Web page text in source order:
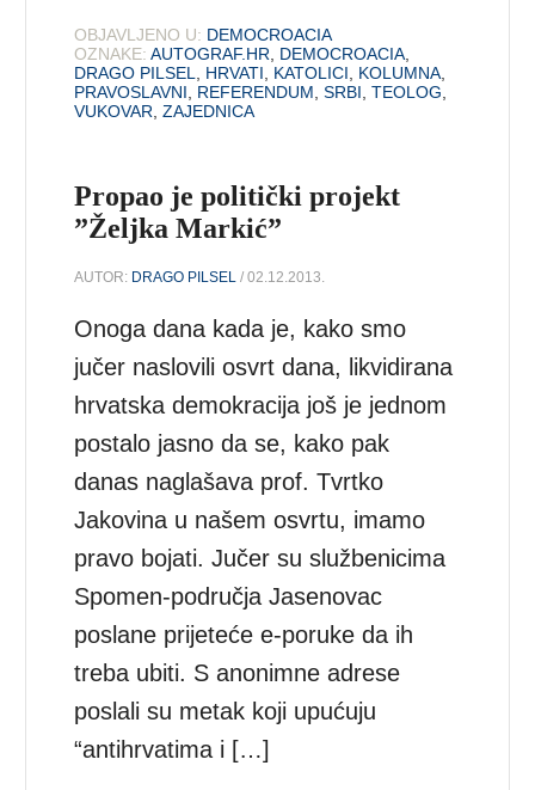
OBJAVLJENO U: DEMOCROACIA
OZNAKE: AUTOGRAF.HR DEMOCROACIA
DRAGO PILSEL
HRVATI KATOLICI KOLUMNA
PRAVOSLAVNI
REFERENDUM ,SRBI ,TEOLOG
VUKOVAR ,ZAJEDNICA
Propao je politički projekt
”Željka Markić”
AUTOR: DRAGO PILSEL / 02.12.2013.
Onoga dana kada je, kako smo
jučer naslovili osvrt dana, likvidirana
hrvatska demokracija još je jednom
postalo jasno da se, kako pak
danas naglašava prof. Tvrtko
Jakovina u našem osvrtu, imamo
pravo bojati. Jučer su službenicima
Spomen-područja Jasenovac
poslane prijeteće e-poruke da ih
treba ubiti. S anonimne adrese
poslali su metak koji upućuju
“antihrvatima i […]